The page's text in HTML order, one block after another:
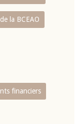
la BCEAO
financiers